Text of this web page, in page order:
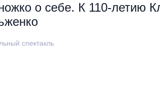
о себе. К 110-летию
спектакль